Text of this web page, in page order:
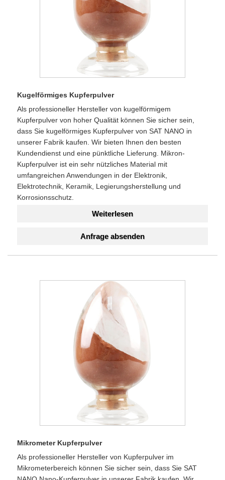
Kugelförmiges Kupferpulver
Als professioneller Hersteller von kugelförmigem
Kupferpulver von hoher Qualität können Sie sicher sein,
dass Sie kugelförmiges Kupferpulver von SAT NANO in
unserer Fabrik kaufen. Wir bieten Ihnen den besten
Kundendienst und eine pünktliche Lieferung. Mikron-
Kupferpulver ist ein sehr nützliches Material mit
umfangreichen Anwendungen in der Elektronik,
Elektrotechnik, Keramik, Legierungsherstellung und
Korrosionsschutz.
Weiterlesen
Anfrage absenden
Mikrometer Kupferpulver
Als professioneller Hersteller von Kupferpulver im
Mikrometerbereich können Sie sicher sein, dass Sie SAT